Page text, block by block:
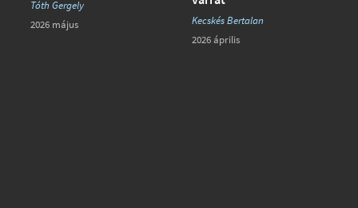
Tóth Gergely
2026 május
Kecskés Bertalan
2026 április